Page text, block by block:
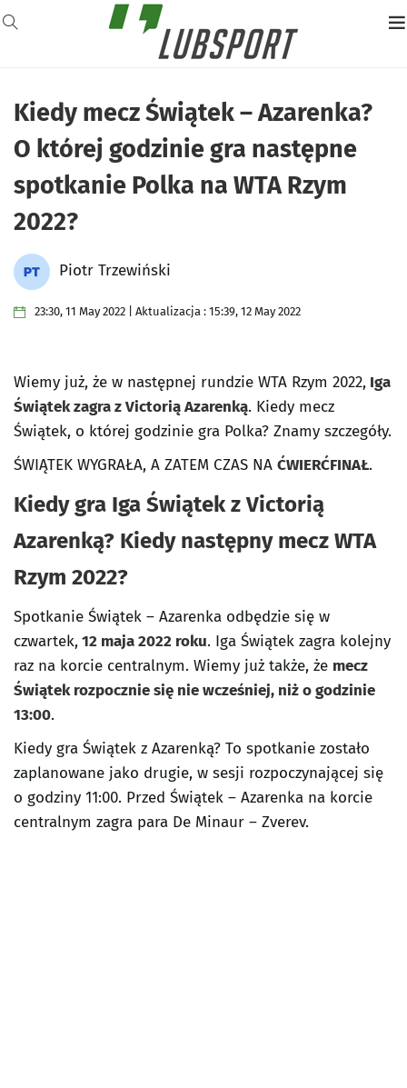
Kiedy mecz Świątek – Azarenka?
O której godzinie gra następne
spotkanie Polka na WTA Rzym
2022?
Piotr Trzewiński
23:30, 11 May 2022 | Aktualizacja : 15:39, 12 May 2022
Wiemy już, że w następnej rundzie WTA Rzym 2022, Iga
Świątek zagra z Victorią Azarenką. Kiedy mecz
Świątek, o której godzinie gra Polka? Znamy szczegóły.
ŚWIĄTEK WYGRAŁA, A ZATEM CZAS NA ĆWIERĆFINAŁ.
Kiedy gra Iga Świątek z Victorią
Azarenką? Kiedy następny mecz WTA
Rzym 2022?
Spotkanie Świątek – Azarenka odbędzie się w
czwartek,12 maja 2022 roku. Iga Świątek zagra kolejny
raz na korcie centralnym. Wiemy już także, że mecz
Świątek rozpocznie się nie wcześniej, niż o godzinie
13:00.
Kiedy gra Świątek z Azarenką? To spotkanie zostało
zaplanowane jako drugie, w sesji rozpoczynającej się
o godziny 11:00. Przed Świątek – Azarenka na korcie
centralnym zagra para De Minaur – Zverev.